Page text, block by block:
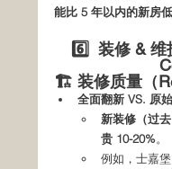
能比 5 年以内的新房
6️⃣  装修 &
🏗️ 装修质量（
全面翻新 VS. 原
新装修（过去
贵 10-20%。
例如，士嘉